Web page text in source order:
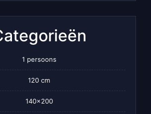
1 persoons
120 cm
140×200